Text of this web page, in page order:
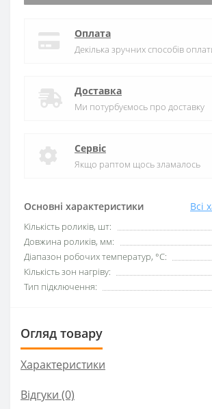
Основні характеристики Всі
Кількість роликів, шт:
Довжина роликів, мм:
Діапазон робочих температур, °C:
Кількість зон нагріву:
Тип підключення:
Оплата
Декілька зручних способів
Доставка
Ми потурбуємось про доставку
Сервіс
Якщо раптом щось зламалось
Огляд товару
Характеристики
Відгуки (0)